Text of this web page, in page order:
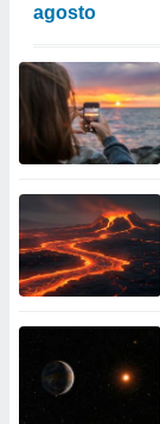
agosto